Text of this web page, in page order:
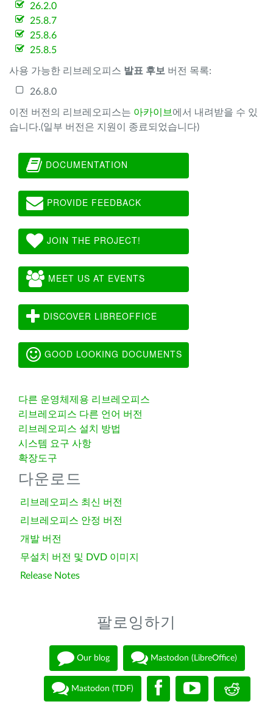
26.2.0
25.8.7
25.8.6
25.8.5
사용 가능한 리브레오피스 발표 후보 버전 목록:
26.8.0
이전 버전의 리브레오피스는 아카이브 에서 내려받을 수 있
습니다.(일부 버전은 지원이 종료되었습니다)
DOCUMENTATION
PROVIDE FEEDBACK
JOIN THE PROJECT!
MEET US AT EVENTS
DISCOVER LIBREOFFICE
GOOD LOOKING DOCUMENTS
다른 운영체제용 리브레오피스
리브레오피스 다른 언어 버전
리브레오피스 설치 방법
시스템 요구 사항
확장도구
다운로드
리브레오피스 최신 버전
리브레오피스 안정 버전
개발 버전
무설치 버전 및 DVD 이미지
Release Notes
팔로잉하기
Our blog Mastodon (LibreOffice)
Mastodon (TDF)